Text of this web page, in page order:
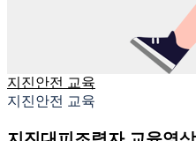
지진안전 교육
지진안전 교육